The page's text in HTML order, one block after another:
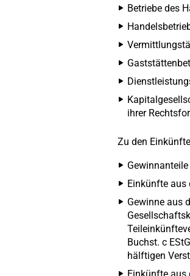
Betriebe des
ihrer
Zu den
Einkünfte aus
Gewinne aus
Buchst. c
hälftigen